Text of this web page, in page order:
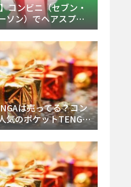
コンビニ（セブン・
ソン）でヘアスプレ
販売場所と買える種
調査！
は売ってる？コン
気のポケットTENGA
扱い店舗と陳列場所